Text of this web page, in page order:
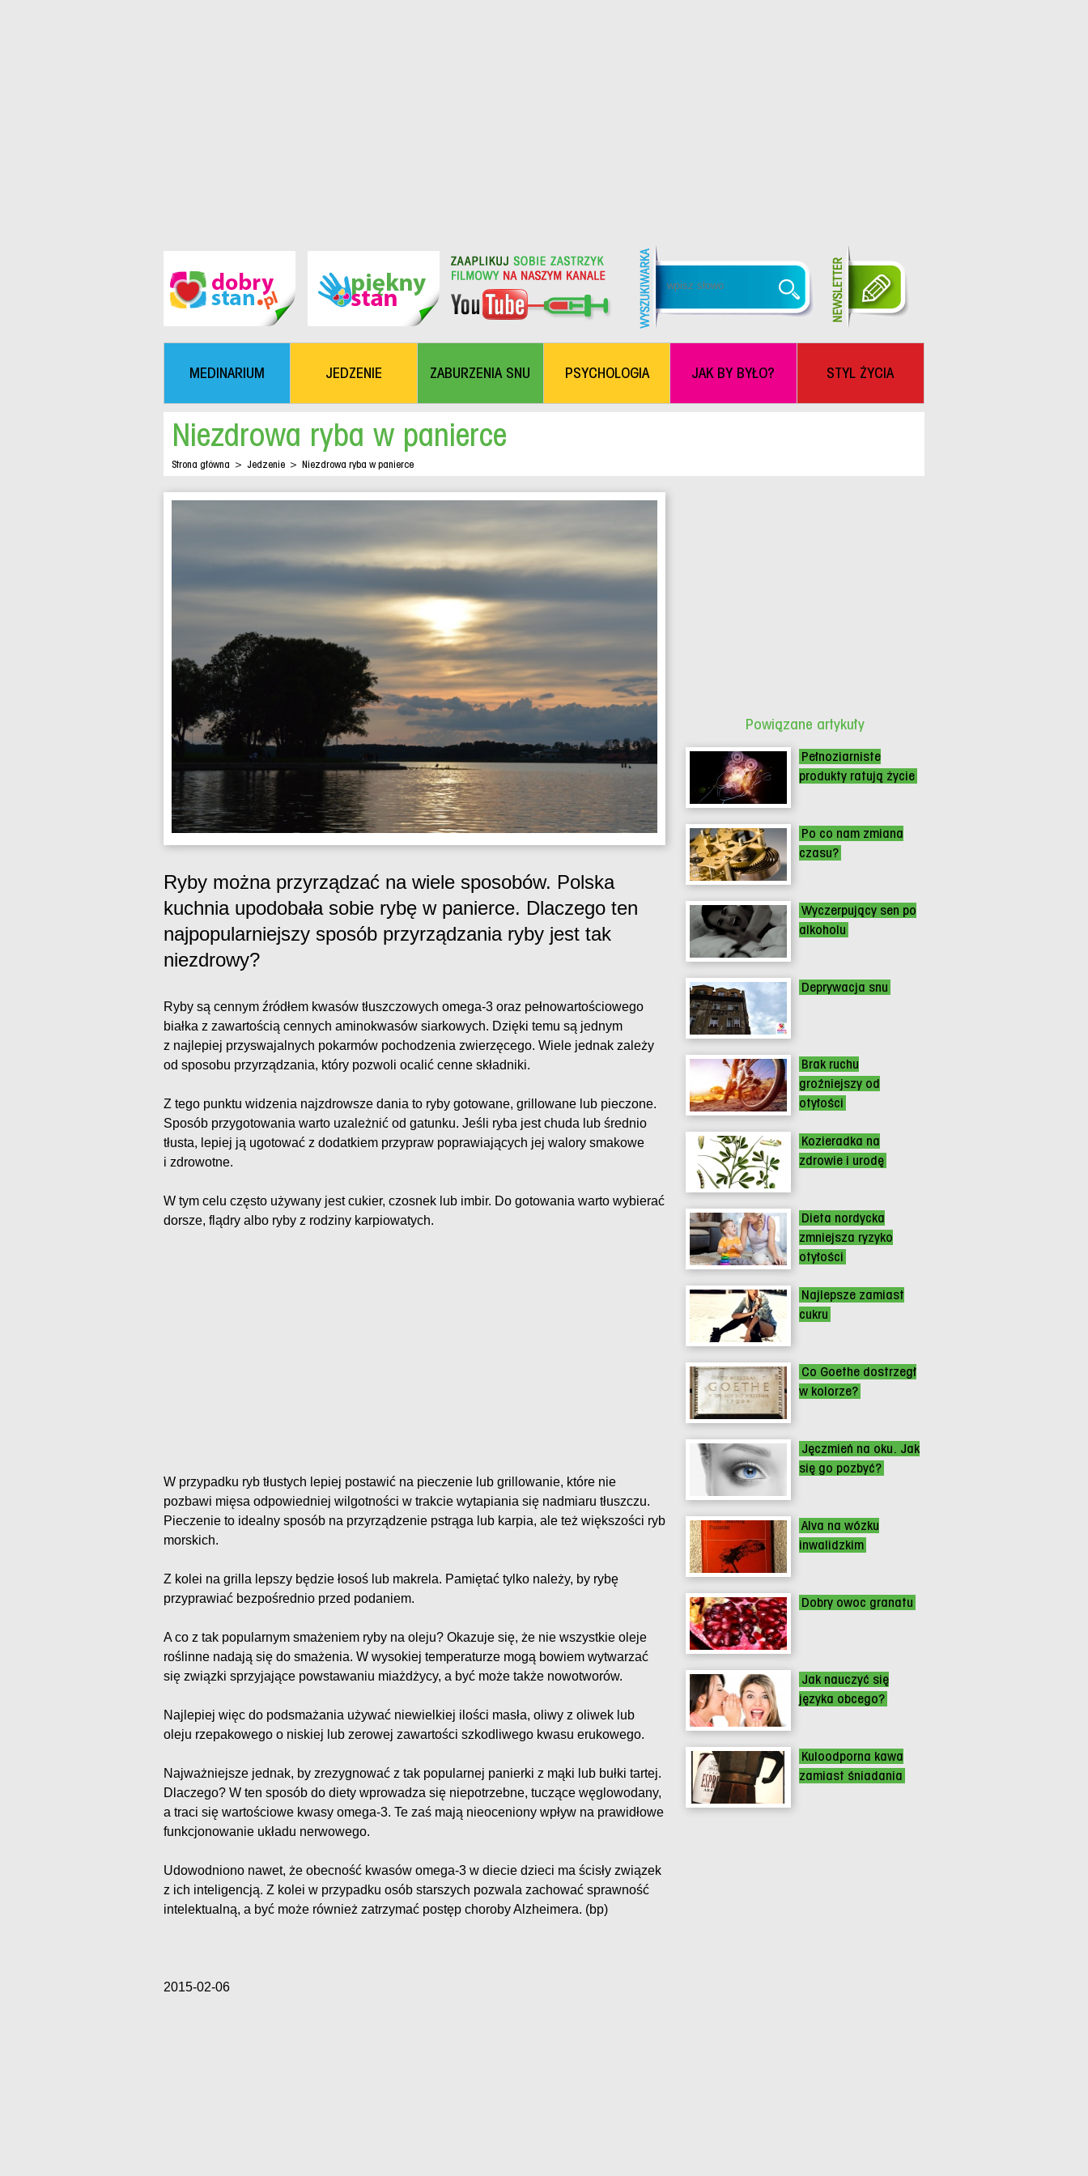
MEDINARIUM JEDZENIE ZABURZENIA SNU PSYCHOLOGIA JAK BY BYŁO? STYL ŻYCIA
Niezdrowa ryba w panierce
Strona główna > Jedzenie > Niezdrowa ryba w panierce
Ryby można przyrządzać na wiele sposobów. Polska
kuchnia upodobała sobie rybę w panierce. Dlaczego ten
najpopularniejszy sposób przyrządzania ryby jest tak
niezdrowy?
Ryby są cennym źródłem kwasów tłuszczowych omega-3 oraz pełnowartościowego
białka z zawartością cennych aminokwasów siarkowych. Dzięki temu są jednym
z najlepiej przyswajalnych pokarmów pochodzenia zwierzęcego. Wiele jednak zależy
od sposobu przyrządzania, który pozwoli ocalić cenne składniki.
Z tego punktu widzenia najzdrowsze dania to ryby gotowane, grillowane lub pieczone.
Sposób przygotowania warto uzależnić od gatunku. Jeśli ryba jest chuda lub średnio
tłusta, lepiej ją ugotować z dodatkiem przypraw poprawiających jej walory smakowe
i zdrowotne.
W tym celu często używany jest cukier, czosnek lub imbir. Do gotowania warto wybierać
dorsze, flądry albo ryby z rodziny karpiowatych.
W przypadku ryb tłustych lepiej postawić na pieczenie lub grillowanie, które nie
pozbawi mięsa odpowiedniej wilgotności w trakcie wytapiania się nadmiaru tłuszczu.
Pieczenie to idealny sposób na przyrządzenie pstrąga lub karpia, ale też większości ryb
morskich.
Z kolei na grilla lepszy będzie łosoś lub makrela. Pamiętać tylko należy, by rybę
przyprawiać bezpośrednio przed podaniem.
A co z tak popularnym smażeniem ryby na oleju? Okazuje się, że nie wszystkie oleje
roślinne nadają się do smażenia. W wysokiej temperaturze mogą bowiem wytwarzać
się związki sprzyjające powstawaniu miażdżycy, a być może także nowotworów.
Najlepiej więc do podsmażania używać niewielkiej ilości masła, oliwy z oliwek lub
oleju rzepakowego o niskiej lub zerowej zawartości szkodliwego kwasu erukowego.
Najważniejsze jednak, by zrezygnować z tak popularnej panierki z mąki lub bułki tartej.
Dlaczego? W ten sposób do diety wprowadza się niepotrzebne, tuczące węglowodany,
a traci się wartościowe kwasy omega-3. Te zaś mają nieoceniony wpływ na prawidłowe
funkcjonowanie układu nerwowego.
Udowodniono nawet, że obecność kwasów omega-3 w diecie dzieci ma ścisły związek
z ich inteligencją. Z kolei w przypadku osób starszych pozwala zachować sprawność
intelektualną, a być może również zatrzymać postęp choroby Alzheimera. (bp)
2015-02-06
Powiązane artykuły
Pełnoziarniste
produkty ratują życie
Po co nam zmiana
czasu?
Wyczerpujący sen po
alkoholu
Deprywacja snu
Brak ruchu
groźniejszy od
otyłości
Kozieradka na
zdrowie i urodę
Dieta nordycka
zmniejsza ryzyko
otyłości
Najlepsze zamiast
cukru
Co Goethe dostrzegł
w kolorze?
Jęczmień na oku. Jak
się go pozbyć?
Alva na wózku
inwalidzkim
Dobry owoc granatu
Jak nauczyć się
języka obcego?
Kuloodporna kawa
zamiast śniadania